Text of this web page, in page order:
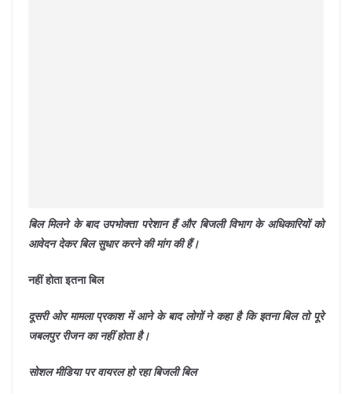
बिल मिलने के बाद उपभोक्ता परेशान हैं और बिजली विभाग के अधिकारियों को
आवेदन देकर बिल सुधार करने की मांग की हैं।
नहीं होता इतना बिल
दूसरी ओर मामला प्रकाश में आने के बाद लोगों ने कहा है कि इतना बिल तो पूरे
जबलपुर रीजन का नहीं होता है।
सोशल मीडिया पर वायरल हो रहा बिजली बिल